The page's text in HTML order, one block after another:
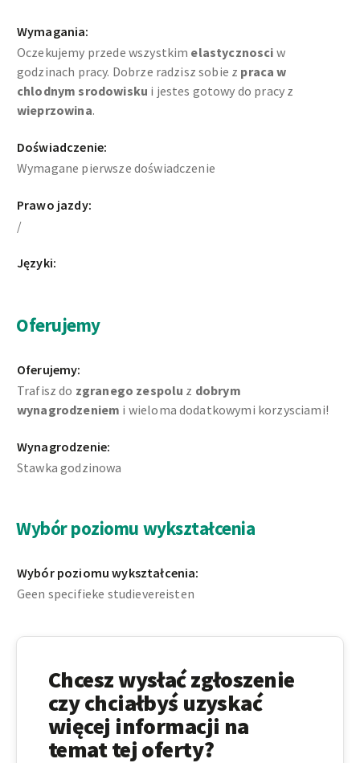
Wymagania:
Oczekujemy przede wszystkim elastycznosci w
godzinach pracy. Dobrze radzisz sobie z praca w
chlodnym srodowisku i jestes gotowy do pracy z
wieprzowina.
Doświadczenie:
Wymagane pierwsze doświadczenie
Prawo jazdy:
/
Języki:
Oferujemy
Oferujemy:
Trafisz do zgranego zespolu z dobrym
wynagrodzeniem i wieloma dodatkowymi korzysciami!
Wynagrodzenie:
Stawka godzinowa
Wybór poziomu wykształcenia
Wybór poziomu wykształcenia:
Geen specifieke studievereisten
Chcesz wysłać zgłoszenie
czy chciałbyś uzyskać
więcej informacji na
temat tej oferty?